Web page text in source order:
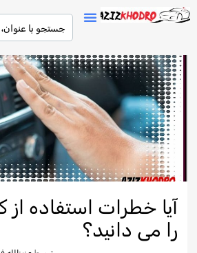
آیا خطرات استفاده از
را می دانید؟